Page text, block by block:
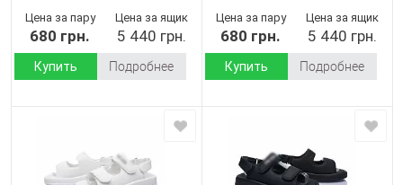
Цена за пару
680 грн.
Цена за ящик
5 440 грн.
Купить Подробнее
Цена за пару
680 грн.
Цена за ящик
5 440 грн.
Купить Подробнее